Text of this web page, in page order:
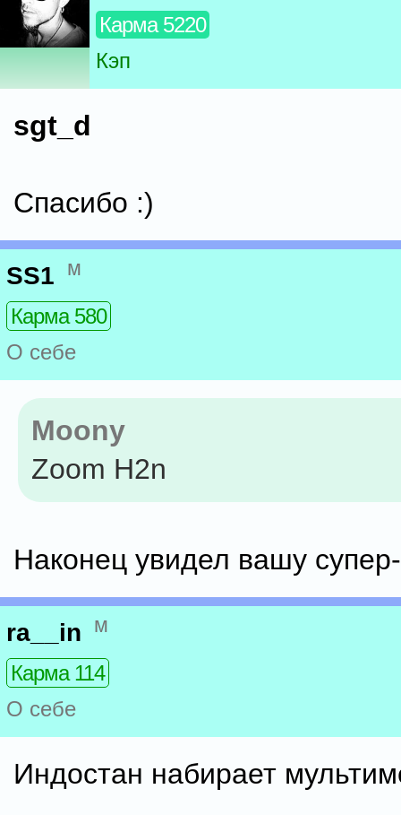
Карма 5220
Кэп
sgt_d
Спасибо :)
SS1 м
Карма 580
О себе
Moony
Zoom H2n
Наконец увидел вашу
ra__in м
Карма 114
О себе
Индостан набирает